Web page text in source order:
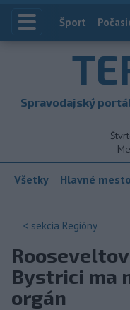
Index
Šport
Spravodajský
Všetky Hlavné mesto
< sekcia Regióny
Bystrici ma
orgán